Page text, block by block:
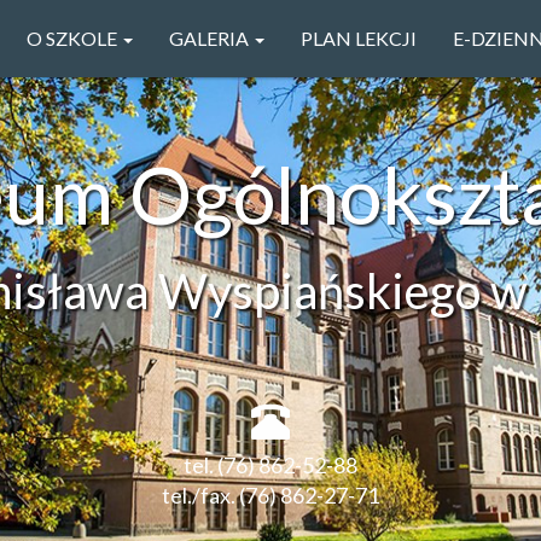
O SZKOLE GALERIA PLAN LEKCJI E-
Wyspiańskiego w
tel. (76) 862-52-88
tel./fax. (76) 862-27-71